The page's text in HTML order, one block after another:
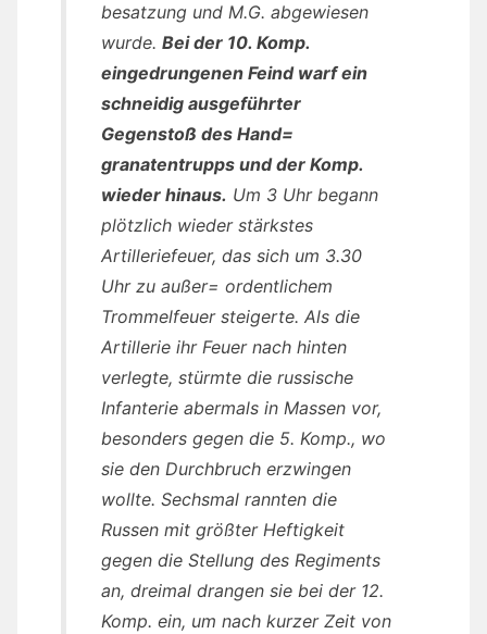
besatzung und M.G. abgewiesen
wurde. Bei der 10. Komp.
eingedrungenen Feind warf ein
schneidig ausgeführter
Gegenstoß des Hand=
granatentrupps und der Komp.
wieder hinaus. Um 3 Uhr begann
plötzlich wieder stärkstes
Artilleriefeuer, das sich um 3.30
Uhr zu außer= ordentlichem
Trommelfeuer steigerte. Als die
Artillerie ihr Feuer nach hinten
verlegte, stürmte die russische
Infanterie abermals in Massen vor,
besonders gegen die 5. Komp., wo
sie den Durchbruch erzwingen
wollte. Sechsmal rannten die
Russen mit größter Heftigkeit
gegen die Stellung des Regiments
an, dreimal drangen sie bei der 12.
Komp. ein, um nach kurzer Zeit von